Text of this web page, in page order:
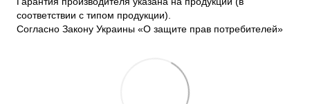
соответствии с типом продукции).
Согласно Закону Украины «О защите прав потребителей»